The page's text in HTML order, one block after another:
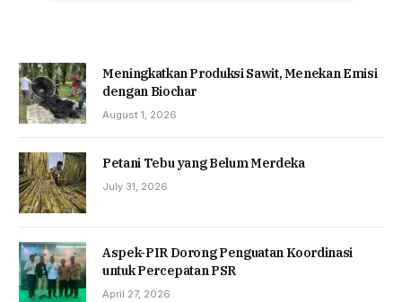
Meningkatkan Produksi Sawit, Menekan Emisi
dengan Biochar
August 1, 2026
Petani Tebu yang Belum Merdeka
July 31, 2026
Aspek-PIR Dorong Penguatan Koordinasi
untuk Percepatan PSR
April 27, 2026